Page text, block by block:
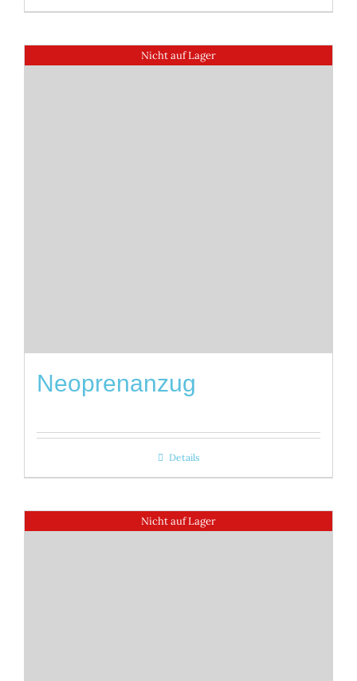
Nicht auf Lager
Neoprenanzug
Details
Nicht auf Lager